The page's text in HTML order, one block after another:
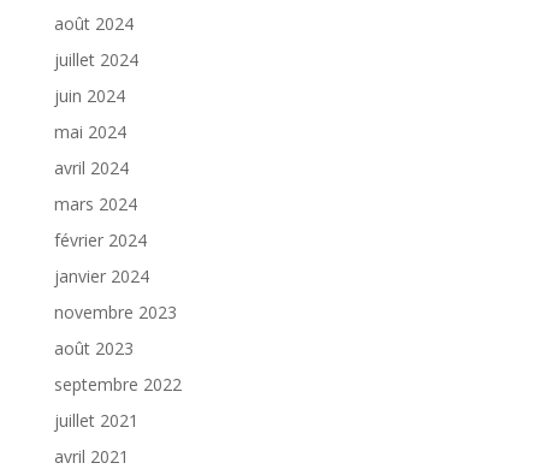
août 2024
juillet 2024
juin 2024
mai 2024
avril 2024
mars 2024
février 2024
janvier 2024
novembre 2023
août 2023
septembre 2022
juillet 2021
avril 2021